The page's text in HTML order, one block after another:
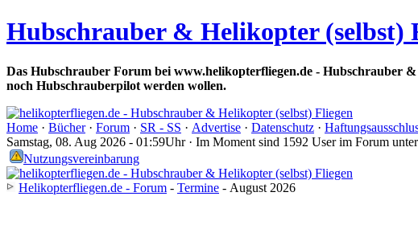
Hubschrauber & Helikopter (selbst)
Das Hubschrauber Forum bei www.helikopterfliegen.de - Hubschrauber
noch Hubschrauberpilot werden wollen.
Home · Bücher· Forum · SR - SS · Advertise · Datenschutz ·
Samstag, 08. Aug 2026 - 01:59Uhr · Im Moment sind 1592 User im Forum
Nutzungsvereinbarung
Helikopterfliegen.de - Forum - Termine - August 2026